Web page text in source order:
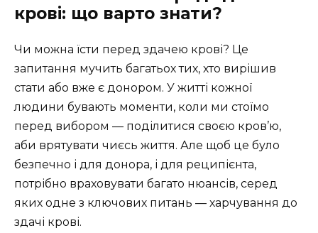
крові: що варто знати?
Чи можна їсти перед здачею крові? Це
запитання мучить багатьох тих, хто вирішив
стати або вже є донором. У житті кожної
людини бувають моменти, коли ми стоїмо
перед вибором — поділитися своєю кров’ю,
аби врятувати чиєсь життя. Але щоб це було
безпечно і для донора, і для реципієнта,
потрібно враховувати багато нюансів, серед
яких одне з ключових питань — харчування до
здачі крові.